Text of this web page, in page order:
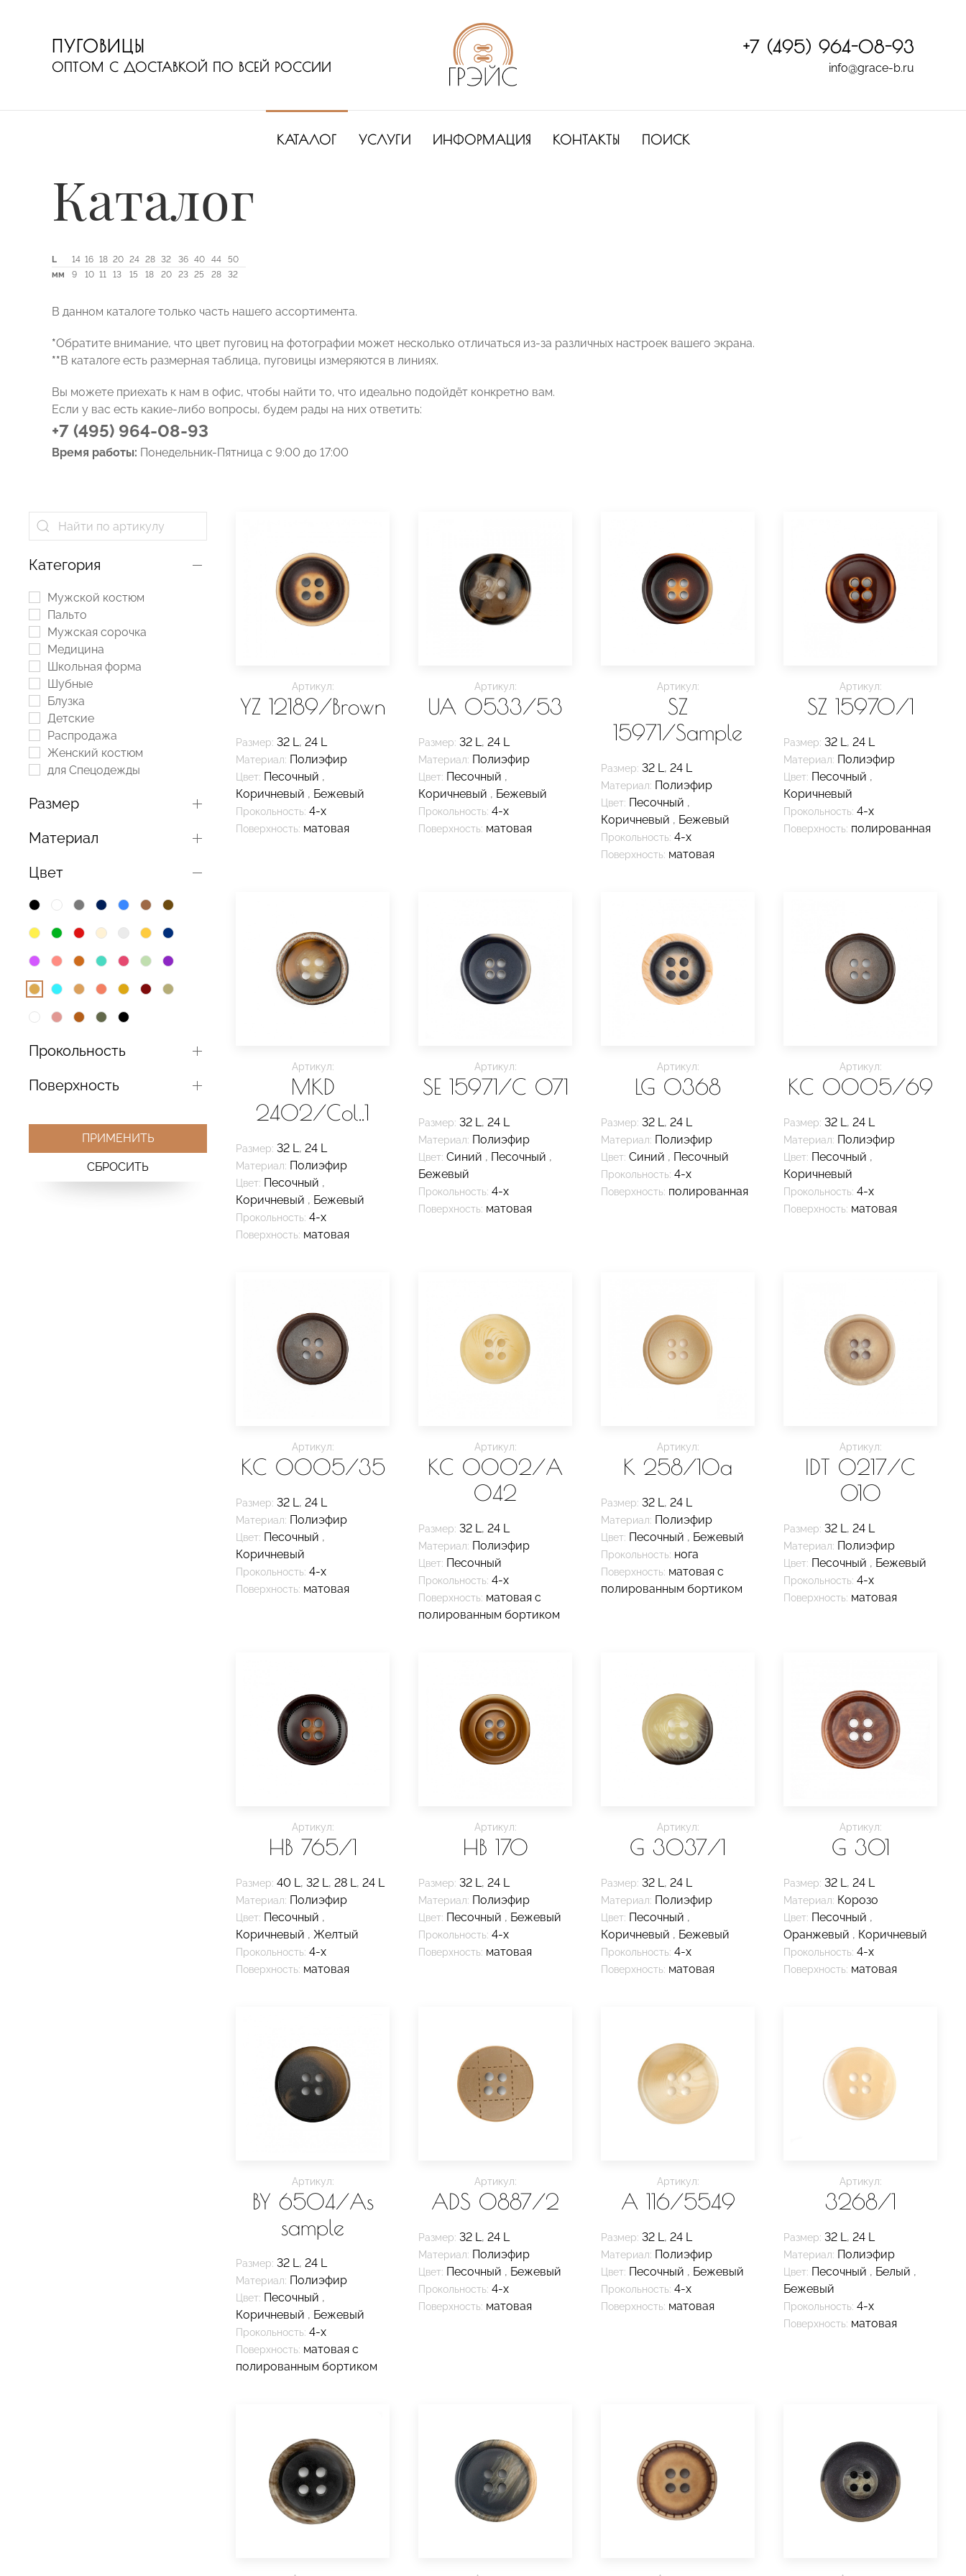
ПУГОВИЦЫ
ОПТОМ С ДОСТАВКОЙ ПО ВСЕЙ РОССИИ
+7 (495) 964-08-93
info@grace-b.ru
КАТАЛОГ УСЛУГИ ИНФОРМАЦИЯ КОНТАКТЫ ПОИСК
Каталог
L 14 16 18 20 24 28 32 36 40 44
50
мм
9 10 11 13 15 18 20 23 25 28 32
В данном каталоге только часть нашего ассортимента.
*Обратите внимание, что цвет пуговиц на фотографии может несколько отличаться из-за различных настроек вашего экрана.
**В каталоге есть размерная таблица, пуговицы измеряются в линиях.
Вы можете приехать к нам в офис, чтобы найти то, что идеально подойдёт конкретно вам.
Если у вас есть какие-либо вопросы, будем рады на них ответить:
+7 (495) 964-08-93
Время работы: Понедельник-Пятница с 9:00 до 17:00
Категория
Мужской костюм
Пальто
Мужская сорочка
Медицина
Школьная форма
Шубные
Блузка
Детские
Распродажа
Женский костюм
для Спецодежды
Размер
Материал
Цвет
Прокольность
Поверхность
ПРИМЕНИТЬ
СБРОСИТЬ
Артикул:
YZ 12189/Brown
Размер: 32 L, 24 L
Материал: Полиэфир
Цвет: Песочный ,
Коричневый , Бежевый
Прокольность: 4-х
Поверхность: матовая
Артикул:
UA 0533/53
Размер: 32 L, 24 L
Материал: Полиэфир
Цвет: Песочный ,
Коричневый , Бежевый
Прокольность: 4-х
Поверхность: матовая
Артикул:
SZ
15971/Sample
Размер: 32 L, 24 L
Материал: Полиэфир
Цвет: Песочный ,
Коричневый , Бежевый
Прокольность: 4-х
Поверхность: матовая
Артикул:
SZ 15970/1
Размер: 32 L, 24 L
Материал: Полиэфир
Цвет: Песочный ,
Коричневый
Прокольность: 4-х
Поверхность: полированная
Артикул:
MKD
2402/Col..1
Размер: 32 L, 24 L
Материал: Полиэфир
Цвет: Песочный ,
Коричневый , Бежевый
Прокольность: 4-х
Поверхность: матовая
Артикул:
SE 15971/C 071
Размер: 32 L, 24 L
Материал: Полиэфир
Цвет: Синий , Песочный ,
Бежевый
Прокольность: 4-х
Поверхность: матовая
Артикул:
LG 0368
Размер: 32 L, 24 L
Материал: Полиэфир
Цвет: Синий , Песочный
Прокольность: 4-х
Поверхность: полированная
Артикул:
KC 0005/69
Размер: 32 L, 24 L
Материал: Полиэфир
Цвет: Песочный ,
Коричневый
Прокольность: 4-х
Поверхность: матовая
Артикул:
KC 0005/35
Размер: 32 L, 24 L
Материал: Полиэфир
Цвет: Песочный ,
Коричневый
Прокольность: 4-х
Поверхность: матовая
Артикул:
KC 0002/A
042
Размер: 32 L, 24 L
Материал: Полиэфир
Цвет: Песочный
Прокольность: 4-х
Поверхность: матовая с
полированным бортиком
Артикул:
K 258/10a
Размер: 32 L, 24 L
Материал: Полиэфир
Цвет: Песочный , Бежевый
Прокольность: нога
Поверхность: матовая с
полированным бортиком
Артикул:
IDT 0217/C
010
Размер: 32 L, 24 L
Материал: Полиэфир
Цвет: Песочный , Бежевый
Прокольность: 4-х
Поверхность: матовая
Артикул:
HB 765/1
Размер: 40 L, 32 L, 28 L, 24 L
Материал: Полиэфир
Цвет: Песочный ,
Коричневый , Желтый
Прокольность: 4-х
Поверхность: матовая
Артикул:
HB 170
Размер: 32 L, 24 L
Материал: Полиэфир
Цвет: Песочный , Бежевый
Прокольность: 4-х
Поверхность: матовая
Артикул:
G 3037/1
Размер: 32 L, 24 L
Материал: Полиэфир
Цвет: Песочный ,
Коричневый , Бежевый
Прокольность: 4-х
Поверхность: матовая
Артикул:
G 301
Размер: 32 L, 24 L
Материал: Корозо
Цвет: Песочный ,
Оранжевый , Коричневый
Прокольность: 4-х
Поверхность: матовая
Артикул:
BY 6504/As
sample
Размер: 32 L, 24 L
Материал: Полиэфир
Цвет: Песочный ,
Коричневый , Бежевый
Прокольность: 4-х
Поверхность: матовая с
полированным бортиком
Артикул:
ADS 0887/2
Размер: 32 L, 24 L
Материал: Полиэфир
Цвет: Песочный , Бежевый
Прокольность: 4-х
Поверхность: матовая
Артикул:
A 116/5549
Размер: 32 L, 24 L
Материал: Полиэфир
Цвет: Песочный , Бежевый
Прокольность: 4-х
Поверхность: матовая
Артикул:
3268/1
Размер: 32 L, 24 L
Материал: Полиэфир
Цвет: Песочный , Белый ,
Бежевый
Прокольность: 4-х
Поверхность: матовая